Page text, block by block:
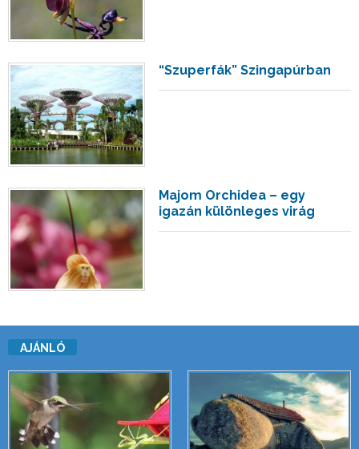
“Szuperfák” Szingapúrban
Majom Orchidea – egy
igazán különleges virág
AJÁNLÓ